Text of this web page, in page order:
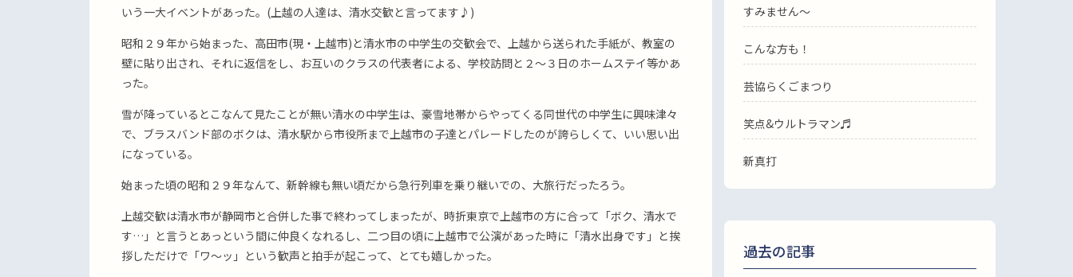
いう一大イベントがあった。(上越の人達は、清水交歓と言ってます♪)
昭和２９年から始まった、高田市(現・上越市)と清水市の中学生の交歓会で、上越から送られた手紙が、教室の
壁に貼り出され、それに返信をし、お互いのクラスの代表者による、学校訪問と２〜３日のホームステイ等かあ
った。
雪が降っているとこなんて見たことが無い清水の中学生は、豪雪地帯からやってくる同世代の中学生に興味津々
で、ブラスバンド部のボクは、清水駅から市役所まで上越市の子達とパレードしたのが誇らしくて、いい思い出
になっている。
始まった頃の昭和２９年なんて、新幹線も無い頃だから急行列車を乗り継いでの、大旅行だったろう。
上越交歓は清水市が静岡市と合併した事で終わってしまったが、時折東京で上越市の方に合って「ボク、清水で
す…」と言うとあっという間に仲良くなれるし、二つ目の頃に上越市で公演があった時に「清水出身です」と挨
拶しただけで「ワ〜ッ」という歓声と拍手が起こって、とても嬉しかった。
すみません〜
こんな方も！
芸協らくごまつり
笑点&ウルトラマン♬
新真打
過去の記事